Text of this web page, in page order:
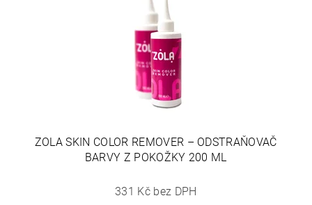
ZOLA SKIN COLOR REMOVER – ODSTRAŇOVAČ
BARVY Z POKOŽKY 200 ML
331 Kč bez DPH